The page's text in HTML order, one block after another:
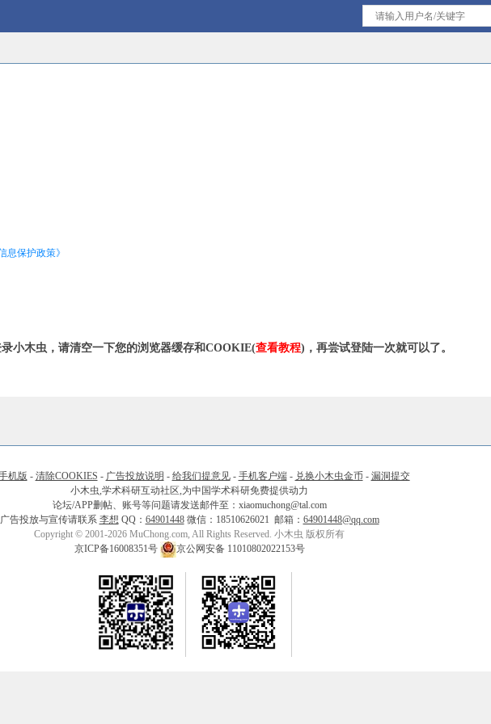
息保护政策》
小木虫，请清空一下您的浏览器缓存和COOKIE(查看教程)，再尝试登陆一次就可以了。
机版 - 清除COOKIES - 广告投放说明 - 给我们提意见- 手机客户端- 兑换小木虫金币 - 漏洞提交
小木虫,学术科研互动社区,为中国学术科研免费提供动力
论坛/APP删帖、账号等问题请发送邮件至：xiaomuchong@tal.com
广告投放与宣传请联系 李想 QQ： 64901448微信：18510626021 邮箱： 64901448@qq.com
Copyright © 2001-2026 MuChong.com, All Rights Reserved. 小木虫 版权所有
京ICP备16008351号
京公网安备 11010802022153号